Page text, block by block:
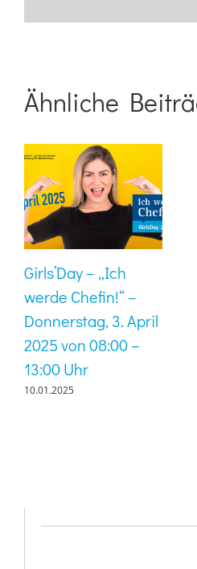
Ähnliche
Girls’Day – „Ich
werde Chefin!“ –
Donnerstag, 3. April
2025 von 08:00 –
13:00 Uhr
10.01.2025